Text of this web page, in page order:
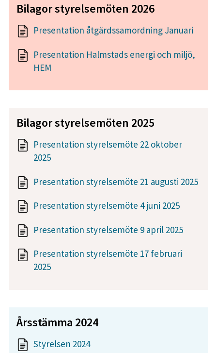
Bilagor styrelsemöten 2026
Presentation åtgärdssamordning Januari
Presentation Halmstads energi och miljö,
HEM
Bilagor styrelsemöten 2025
Presentation styrelsemöte 22 oktober
2025
Presentation styrelsemöte 21 augusti 2025
Presentation styrelsemöte 4 juni 2025
Presentation styrelsemöte 9 april 2025
Presentation styrelsemöte 17 februari
2025
Årsstämma 2024
Styrelsen 2024